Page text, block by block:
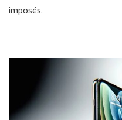
imposés.